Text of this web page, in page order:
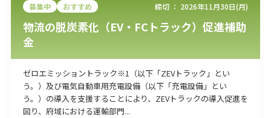
募集中 おすすめ 締切 ： 2026年11月30日(月)
物流の脱炭素化（EV・FCトラック）促進補助
金
ゼロエミッショントラック※1（以下「ZEVトラック」とい
う。）及び電気自動車用充電設備（以下「充電設備」とい
う。）の導入を支援することにより、ZEVトラックの導入促進を
図り、府域における運輸部門...